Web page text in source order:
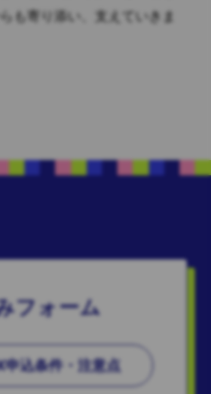
も寄り添い、支えていきま
フォーム
込条件・注意点